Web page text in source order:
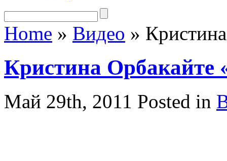
Home » Видео »
Кристина Орбакайте
Май 29th, 2011 Posted in